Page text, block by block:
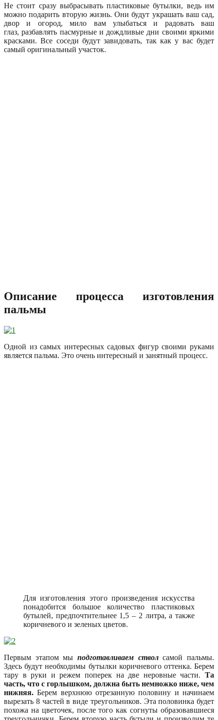
Не стоит сразу выбрасывать пластиковые бутылки, ведь им
можно подарить вторую жизнь. Они будут украшать ваш сад,
двор и огород, мило вам улыбаться и радовать ваш
глаз, разбавлять пасмурные и дождливые дни своими яркими
красками. Все соседи будут завидовать, так как у вас будет
самый оригинальный участок.
Описание процесса изготовления
пальмы
Одной из самых интересных садовых фигур своими руками
является пальма. Это очень интересный и занятный процесс.
Для изготовления этого произведения искусства
понадобится большое количество пластиковых
бутылей, предпочтительнее 1,5 – 2 литра, а также
коричневого и зеленых цветов.
Первым этапом мы подготавливаем стволсамой пальмы.
Здесь будут необходимы бутылки коричневого оттенка. Берем
тару в руки и режем поперек на две неровные части. Та
часть, что с горлышком, должна быть немножко ниже, чем
нижняя. Берем верхнюю отрезанную половину и начинаем
вырезать 8 частей в виде треугольников. Эта половинка будет
похожа на цветочек, после того как согнуты образовавшиеся